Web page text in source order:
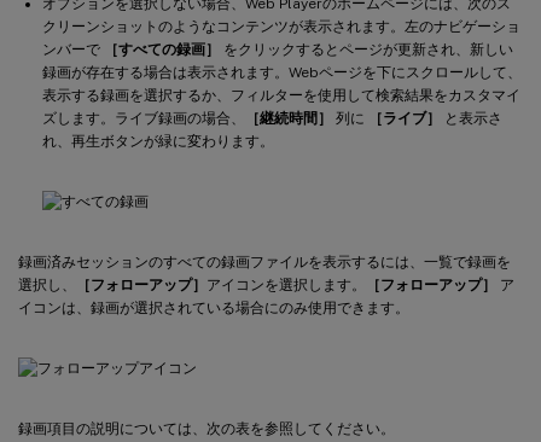
クリーンショットのようなコンテンツが表示されます。左のナビゲーショ
ンバーで
［すべての録画］
をクリックするとページが更新され、新しい
録画が存在する場合は表示されます。Webページを下にスクロールして、
表示する録画を選択するか、フィルターを使用して検索結果をカスタマイ
ズします。ライブ録画の場合、
［継続時間］ 列に ［ライブ］
と表示さ
れ、再生ボタンが緑に変わります。
録画済みセッションのすべての録画ファイルを表示するには、一覧で録画を
選択し、
［フォローアップ］ アイコンを選択します。 ［フォローアップ］
ア
イコンは、録画が選択されている場合にのみ使用できます。
録画項目の説明については、次の表を参照してください。